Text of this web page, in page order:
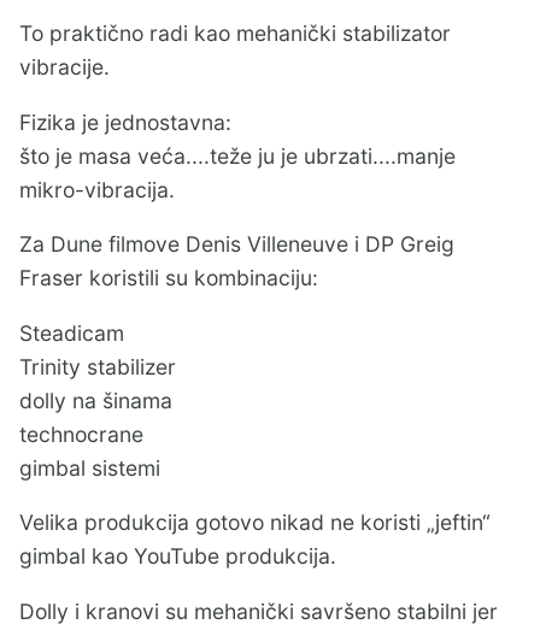
To praktično radi kao mehanički stabilizator
vibracije.
Fizika je jednostavna:
što je masa veća....teže ju je ubrzati....manje
mikro-vibracija.
Za Dune filmove Denis Villeneuve i DP Greig
Fraser koristili su kombinaciju:
Steadicam
Trinity stabilizer
dolly na šinama
technocrane
gimbal sistemi
Velika produkcija gotovo nikad ne koristi „jeftin“
gimbal kao YouTube produkcija.
Dolly i kranovi su mehanički savršeno stabilni jer